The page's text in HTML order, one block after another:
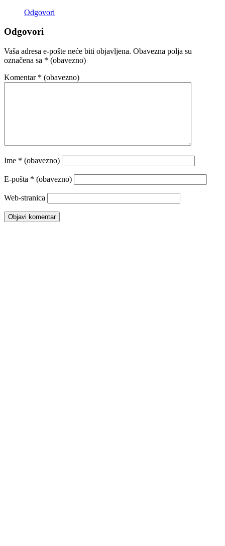
Odgovori
Odgovori
Vaša adresa e-pošte neće biti objavljena. Obavezna polja su
označena sa * (obavezno)
Komentar * (obavezno)
Ime * (obavezno)
E-pošta * (obavezno)
Web-stranica